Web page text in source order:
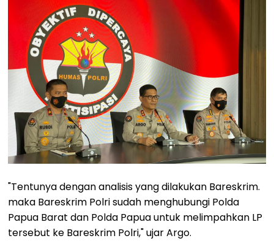
"Tentunya dengan analisis yang dilakukan Bareskrim.
maka Bareskrim Polri sudah menghubungi Polda
Papua Barat dan Polda Papua untuk melimpahkan LP
tersebut ke Bareskrim Polri," ujar Argo.